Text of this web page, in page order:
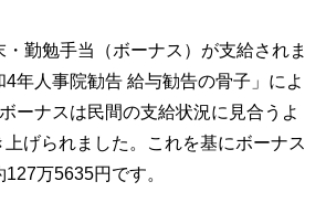
勤勉手当（ボーナス）が支給されま
年人事院勧告 給与勧告の骨子」によ
ーナスは民間の支給状況に見合うよ
上げられました。これを基にボーナス
万5635円です。